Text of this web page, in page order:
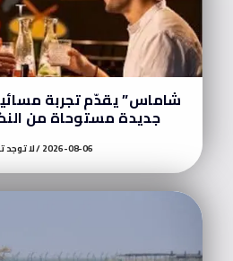
شاماس” يقدّم تجربة
جديدة مستوحاة من
2026-08-06 لا توجد